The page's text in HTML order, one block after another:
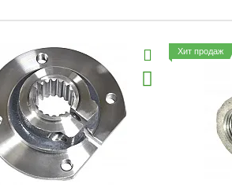
Хит продаж